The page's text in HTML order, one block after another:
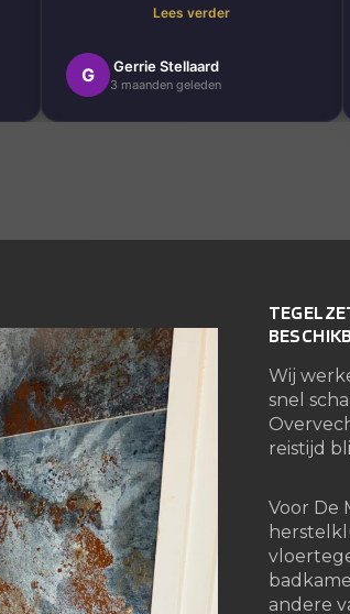
en makkelijk communicatie. Daar
En daarbij dan ook nog super mooi
vakwerk geleverd. Zelfs zo mooi
Lees verder
G Gerrie Stellaard
3 maanden geleden
Wij
snel
reistijd
Voor De
andere